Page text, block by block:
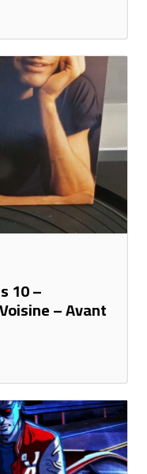
10 –
– Avant